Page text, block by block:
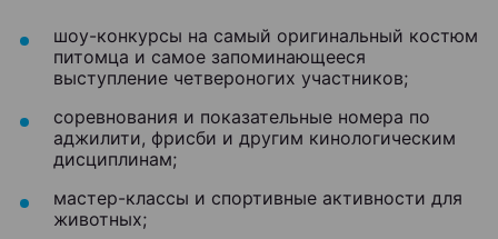
шоу-конкурсы на самый оригинальный костюм
питомца и самое запоминающееся
выступление четвероногих участников;
соревнования и показательные номера по
аджилити, фрисби и другим кинологическим
дисциплинам;
мастер-классы и спортивные активности для
животных;